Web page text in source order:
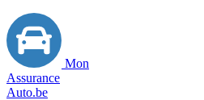
Mon
Assurance
Auto.be